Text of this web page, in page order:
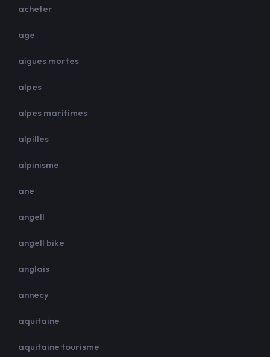
acheter
age
aigues mortes
alpes
alpes maritimes
alpilles
alpinisme
ane
angell
angell bike
anglais
annecy
aquitaine
aquitaine tourisme